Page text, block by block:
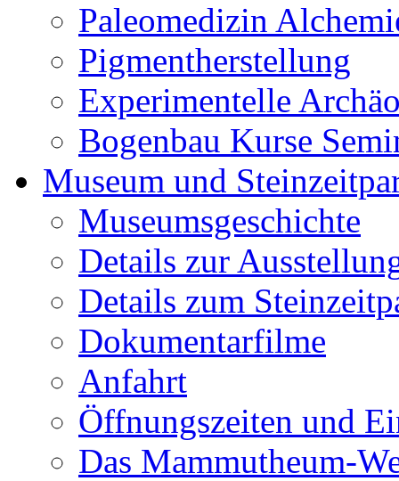
Paleomedizin
Pigmentherstellung
Experimentelle
Bogenbau Kurse
Museum und
Museumsgeschichte
Details zur
Details zum
Dokumentarfilme
Anfahrt
Öffnungszeiten und
Das Mammutheum-